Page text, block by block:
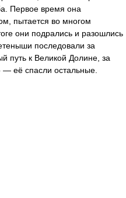
Первое время она
пытается во многом
они подрались и разошлись
последовали за
путь к Великой Долине, за
— её спасли остальные.